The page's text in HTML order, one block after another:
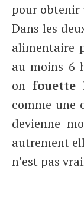
pour obtenir
Dans les
alimentaire
au moins 6
onfouette
comme une
devienne
autrement
n’est pas